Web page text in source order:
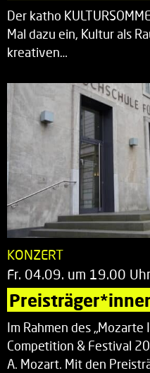
Der katho
Mal dazu ein, Kultur als
kreativen…
KONZERT
Fr. 04.09. um 19.00 Uhr
Im Rahmen des
Competition & Festival
A. Mozart. Mit den